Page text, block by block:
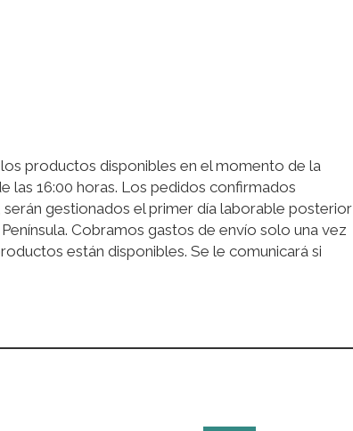
productos disponibles en el momento de la
las 16:00 horas. Los pedidos confirmados
gestionados el primer día laborable posterior
Cobramos gastos de envío solo una vez
están disponibles. Se le comunicará si